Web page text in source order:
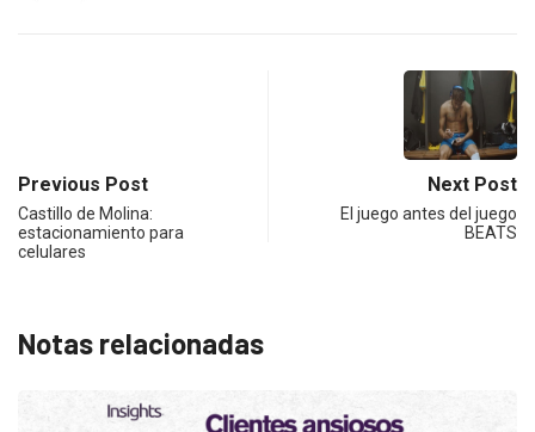
Previous Post
Castillo de Molina:
estacionamiento para
celulares
Next Post
El juego antes del juego
BEATS
Notas relacionadas